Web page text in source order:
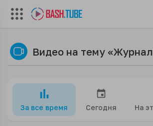
Видео на тему
За все время Сегодня На